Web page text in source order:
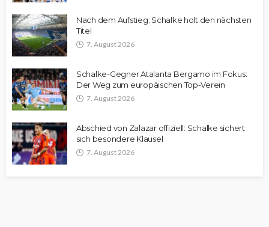
Nach dem Aufstieg: Schalke holt den nächsten
Titel
7. August 2026
Schalke-Gegner Atalanta Bergamo im Fokus:
Der Weg zum europäischen Top-Verein
7. August 2026
Abschied von Zalazar offiziell: Schalke sichert
sich besondere Klausel
7. August 2026